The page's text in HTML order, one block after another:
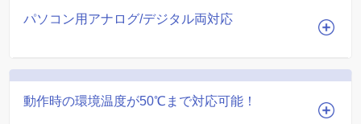
パソコン用アナログ/デジタル両対応
動作時の環境温度が50℃まで対応可能！